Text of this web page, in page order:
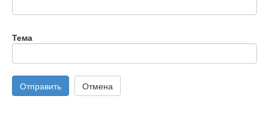
Тема
Отправить Отмена